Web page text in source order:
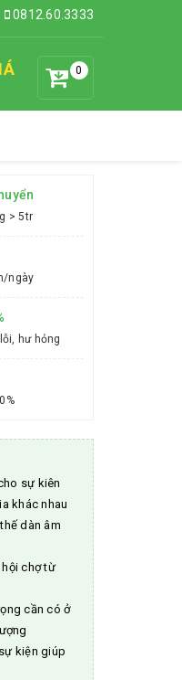
0812.60.3333
0
> 5tr
ngày
hư hỏng
sự kiên
khác nhau
dàn âm
chợ từ
cần có ở
kiện giúp